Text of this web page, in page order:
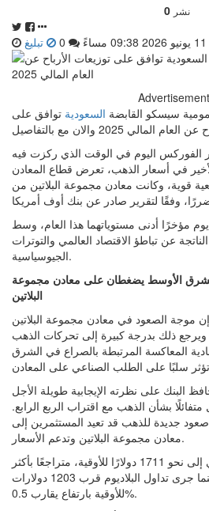
0 نشر
تبليغ
سيسكو القابضة السعودية توافق على
2025 والان مع بالتفاصيل
الفوركس اليوم في الوقت الذي ركزت فيه
في أسعار الذهب، تعرض قطاع المعادن
قوية، وكانت معادن مجموعة البلاتين من
مؤخرًا أدنى مستوياتهما هذا العام، وسط
عن تباطؤ الاقتصاد العالمي والتوترات
الجيوسياسية.
الشرق الأوسط يضغطان على معادن مجموعة
البلاتين
موجة الصعود في معادن مجموعة البلاتين
ويرجع ذلك بدرجة كبيرة إلى تحركات الذهب
المعاكسة المرتبطة بالصراع في الشرق
البنك على نظرته الإيجابية طويلة الأجل
بشأن الذهب مع اقتراب الربع الرابع.
جديدة للذهب قد تعيد المستثمرين إلى
معادن مجموعة البلاتين وتدعم الأسعار.
وانخفض سعر البلاتين الفوري إلى نحو 1711 دولارًا للأوقية، متراجعًا بأكثر
من 2% خلال الجلسة، بينما جرى تداول البلاديوم قرب 1203 دولارات
للأوقية بارتفاع يقارب 0.5%.